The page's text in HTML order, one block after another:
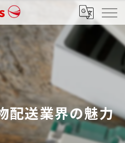
配送業界の魅力